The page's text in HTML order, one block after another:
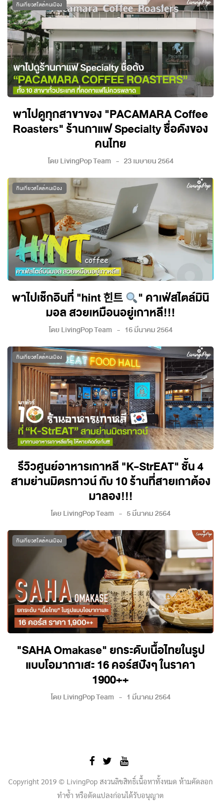
กินเที่ยวสไตล์คนเมือง
พาไปดูทุกสาขาของ "PACAMARA Coffee
Roasters" ร้านกาแฟ Specialty ชื่อดังของ
คนไทย
โดย LivingPop Team 23 เมษายน 2564
กินเที่ยวสไตล์คนเมือง
พาไปเช็กอินที่ "hint 힌트 " คาเฟ่สไตล์มินิ
มอล สวยเหมือนอยู่เกาหลี!!!
โดย LivingPop Team 16 มีนาคม 2564
กินเที่ยวสไตล์คนเมือง
รีวิวศูนย์อาหารเกาหลี "K-StrEAT" ชั้น 4
สามย่านมิตรทาวน์ กับ 10 ร้านที่สายเกาต้อง
มาลอง!!!
โดย LivingPop Team 5 มีนาคม 2564
กินเที่ยวสไตล์คนเมือง
"SAHA Omakase" ยกระดับเนื้อไทยในรูป
แบบโอมากาเสะ 16 คอร์สปังๆ ในราคา
1900++
โดย LivingPop Team 1 มีนาคม 2564
Copyright 2019 © LivingPop สงวนลิขสิทธิ์เนื้อหาทั้งหมด ห้ามคัดลอก
ทำซ้ำ หรือดัดแปลงก่อนได้รับอนุญาต